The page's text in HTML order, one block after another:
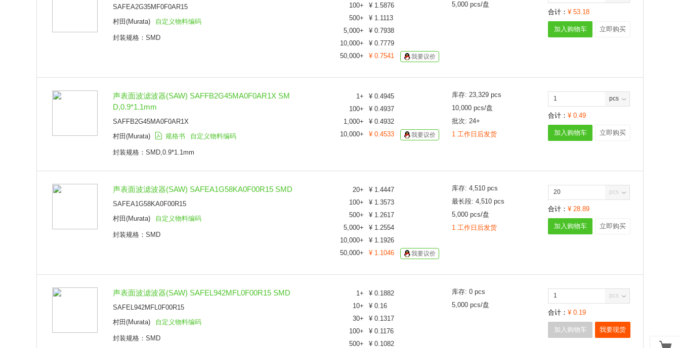
SAFEA2G35MF0F0AR15
村田(Murata)
自定义物料编码
封装规格：SMD
100+ ¥ 1.5876
500+ ¥ 1.1113
5,000+ ¥ 0.7938
10,000+ ¥ 0.7779
50,000+ ¥ 0.7541 我要议价
5,000 pcs/盘
合计： ¥ 53.18
加入购物车 立即购买
声表面波滤波器(SAW) SAFFB2G45MA0F0AR1X SM
D,0.9*1.1mm
SAFFB2G45MA0F0AR1X
村田(Murata)
规格书 自定义物料编码
封装规格：SMD,0.9*1.1mm
1+ ¥ 0.4945
100+ ¥ 0.4937
1,000+ ¥ 0.4932
10,000+ ¥ 0.4533 我要议价
库存: 23,329 pcs
10,000 pcs/盘
批次: 24+
1 工作日后发货
pcs
合计： ¥ 0.49
加入购物车 立即购买
声表面波滤波器(SAW) SAFEA1G58KA0F00R15 SMD
SAFEA1G58KA0F00R15
村田(Murata)
自定义物料编码
封装规格：SMD
20+ ¥ 1.4447
100+ ¥ 1.3573
500+ ¥ 1.2617
5,000+ ¥ 1.2554
10,000+ ¥ 1.1926
50,000+ ¥ 1.1046 我要议价
库存: 4,510 pcs
最长段: 4,510 pcs
5,000 pcs/盘
1 工作日后发货
pcs
合计： ¥ 28.89
加入购物车 立即购买
声表面波滤波器(SAW) SAFEL942MFL0F00R15 SMD
SAFEL942MFL0F00R15
村田(Murata)
自定义物料编码
封装规格：SMD
1+ ¥ 0.1882
10+ ¥ 0.16
30+ ¥ 0.1317
100+ ¥ 0.1176
500+ ¥ 0.1082
库存: 0 pcs
5,000 pcs/盘
pcs
合计： ¥ 0.19
加入购物车 我要现货